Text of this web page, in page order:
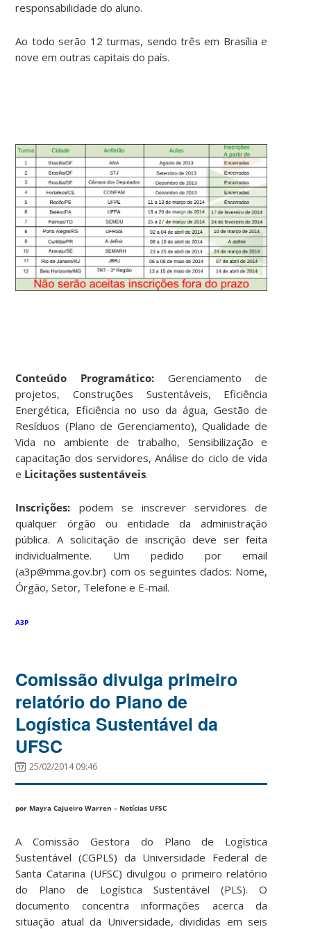
responsabilidade do aluno.
Ao todo serão 12 turmas, sendo três em Brasília e
nove em outras capitais do país.
Conteúdo Programático: Gerenciamento de
projetos, Construções Sustentáveis, Eficiência
Energética, Eficiência no uso da água, Gestão de
Resíduos (Plano de Gerenciamento), Qualidade de
Vida no ambiente de trabalho, Sensibilização e
capacitação dos servidores, Análise do ciclo de vida
e Licitações sustentáveis.
Inscrições: podem se inscrever servidores de
qualquer órgão ou entidade da administração
pública. A solicitação de inscrição deve ser feita
individualmente. Um pedido por email
(a3p@mma.gov.br) com os seguintes dados: Nome,
Órgão, Setor, Telefone e E-mail.
A3P
Comissão divulga primeiro
relatório do Plano de
Logística Sustentável da
UFSC
25/02/2014 09:46
por Mayra Cajueiro Warren – Notícias UFSC
A Comissão Gestora do Plano de Logística
Sustentável (CGPLS) da Universidade Federal de
Santa Catarina (UFSC) divulgou o primeiro relatório
do Plano de Logística Sustentável (PLS). O
documento concentra informações acerca da
situação atual da Universidade, divididas em seis